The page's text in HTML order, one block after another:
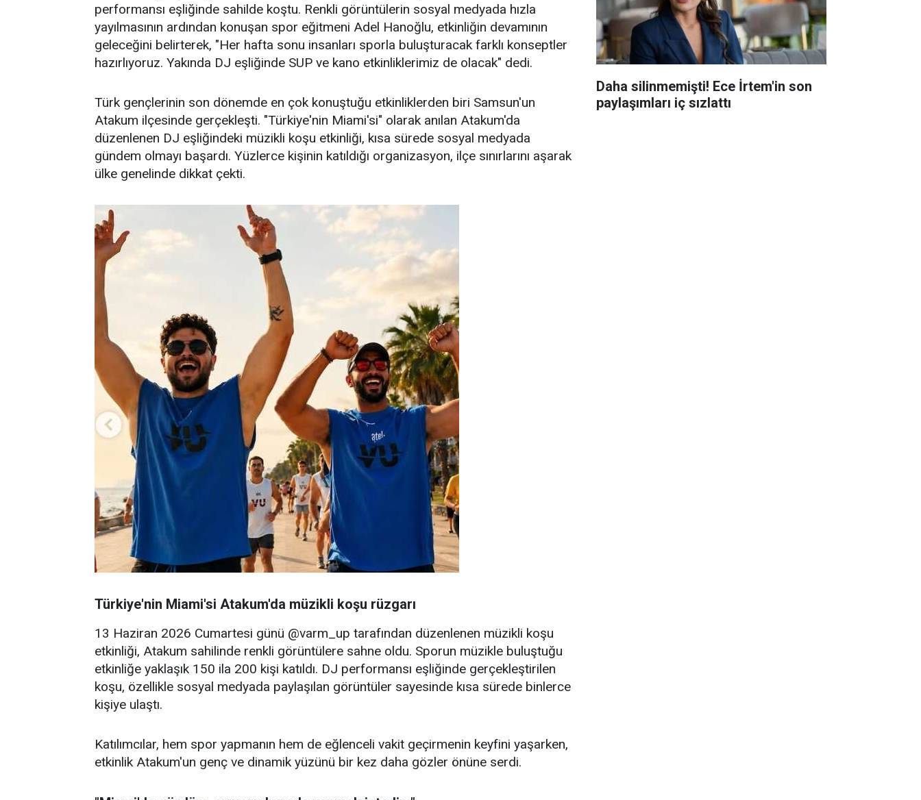
performansı eşliğinde sahilde koştu. Renkli görüntülerin sosyal medyada hızla
yayılmasının ardından konuşan spor eğitmeni Adel Hanoğlu, etkinliğin devamının
geleceğini belirterek, "Her hafta sonu insanları sporla buluşturacak farklı konseptler
hazırlıyoruz. Yakında DJ eşliğinde SUP ve kano etkinliklerimiz de olacak" dedi.
Türk gençlerinin son dönemde en çok konuştuğu etkinliklerden biri Samsun'un
Atakum ilçesinde gerçekleşti. "Türkiye'nin Miami'si" olarak anılan Atakum'da
düzenlenen DJ eşliğindeki müzikli koşu etkinliği, kısa sürede sosyal medyada
gündem olmayı başardı. Yüzlerce kişinin katıldığı organizasyon, ilçe sınırlarını aşarak
ülke genelinde dikkat çekti.
Türkiye'nin Miami'si Atakum'da müzikli koşu rüzgarı
13 Haziran 2026 Cumartesi günü @varm_up tarafından düzenlenen müzikli koşu
etkinliği, Atakum sahilinde renkli görüntülere sahne oldu. Sporun müzikle buluştuğu
etkinliğe yaklaşık 150 ila 200 kişi katıldı. DJ performansı eşliğinde gerçekleştirilen
koşu, özellikle sosyal medyada paylaşılan görüntüler sayesinde kısa sürede binlerce
kişiye ulaştı.
Katılımcılar, hem spor yapmanın hem de eğlenceli vakit geçirmenin keyfini yaşarken,
etkinlik Atakum'un genç ve dinamik yüzünü bir kez daha gözler önüne serdi.
Daha silinmemişti! Ece İrtem'in son
paylaşımları iç sızlattı